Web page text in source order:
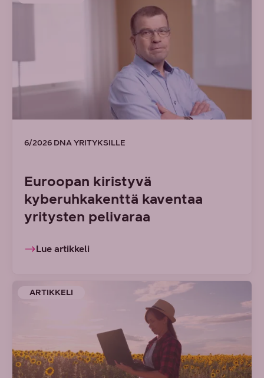
6/2026 DNA YRITYKSILLE
Euroopan kiristyvä
kyberuhkakenttä kaventaa
yritysten pelivaraa
Lue artikkeli
ARTIKKELI